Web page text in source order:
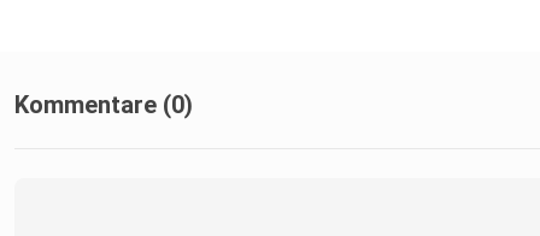
Kommentare (0)